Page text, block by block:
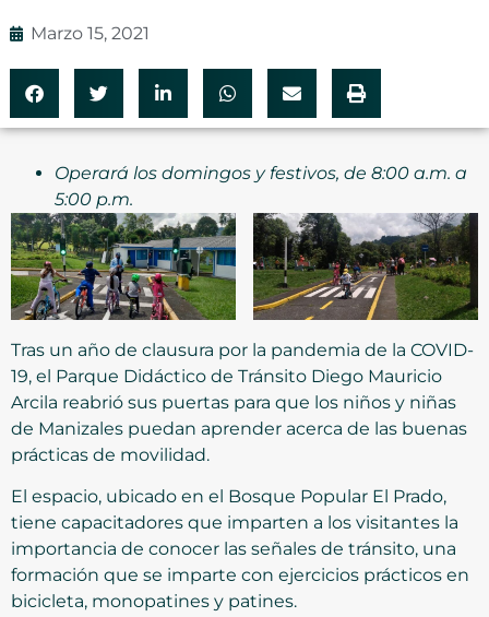
Marzo 15, 2021
Operará los domingos y festivos, de 8:00 a.m. a
5:00 p.m.
Tras un año de clausura por la pandemia de la COVID-
19, el Parque Didáctico de Tránsito Diego Mauricio
Arcila reabrió sus puertas para que los niños y niñas
de Manizales puedan aprender acerca de las buenas
prácticas de movilidad.
El espacio, ubicado en el Bosque Popular El Prado,
tiene capacitadores que imparten a los visitantes la
importancia de conocer las señales de tránsito, una
formación que se imparte con ejercicios prácticos en
bicicleta, monopatines y patines.